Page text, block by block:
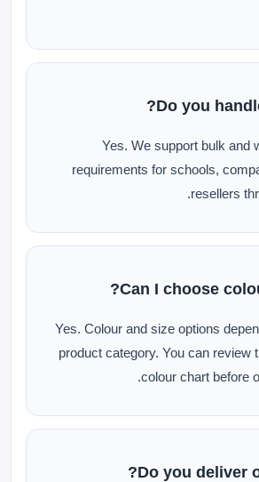
Do you
Yes. We support bulk and
requirements for schools,
resellers
Can I choose
Yes. Colour and size options
product category. You can review
colour chart before
Do you deliver